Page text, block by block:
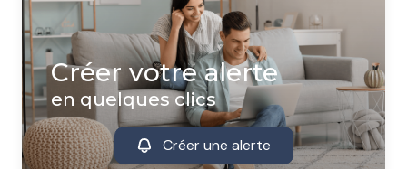
Créer votre alerte
en quelques clics
Créer une alerte